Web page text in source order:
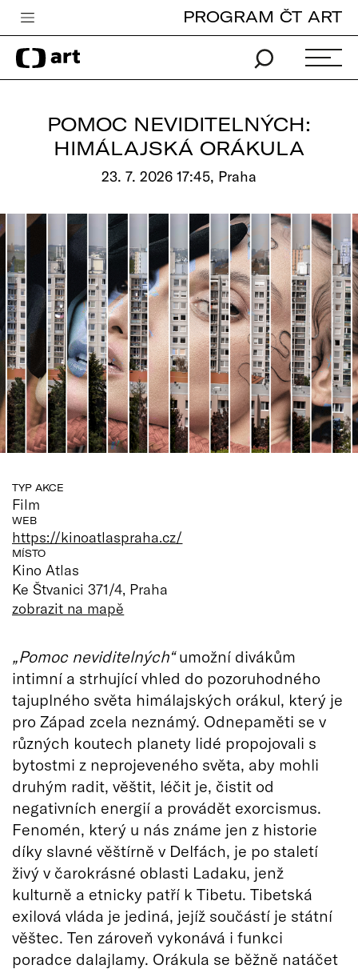
Česká televize
Zpravodajství
iVysílání
Vše o ČT
PROGRAM ČT ART
POMOC NEVIDITELNÝCH:
HIMÁLAJSKÁ ORÁKULA
23. 7. 2026 17:45, Praha
TYP AKCE
Film
WEB
https://kinoatlaspraha.cz/
MÍSTO
Kino Atlas
Ke Štvanici 371/4, Praha
zobrazit na mapě
„Pomoc neviditelných“umožní divákům
intimní a strhující vhled do pozoruhodného
tajuplného světa himálajských orákul, který je
pro Západ zcela neznámý. Odnepaměti se v
různých koutech planety lidé propojovali s
bytostmi z neprojeveného světa, aby mohli
druhým radit, věštit, léčit je, čistit od
negativních energií a provádět exorcismus.
Fenomén, který u nás známe jen z historie
díky slavné věštírně v Delfách, je po staletí
živý v čarokrásné oblasti Ladaku, jenž
kulturně a etnicky patří k Tibetu. Tibetská
exilová vláda je jediná, jejíž součástí je státní
věštec. Ten zároveň vykonává i funkci
poradce dalajlamy. Orákula se běžně natáčet